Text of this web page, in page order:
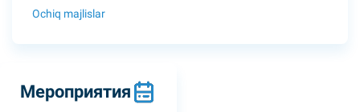
Ochiq majlislar
Мероприятия